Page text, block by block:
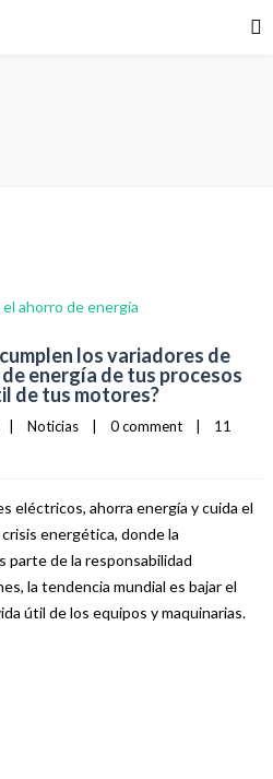
los variadores de
energía de tus procesos
de tus motores?
Noticias 0 comment
11
eléctricos, ahorra energía y cuida el
energética, donde la
parte de la responsabilidad
la tendencia mundial es bajar el
útil de los equipos y maquinarias.